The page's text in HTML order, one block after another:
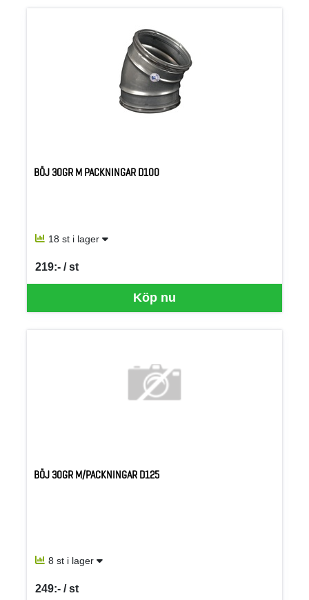
BÖJ 30GR M PACKNINGAR D100
18 st i lager
Köp nu
219:- / st
SEK per ST
BÖJ 30GR M/PACKNINGAR D125
8 st i lager
249:- / st
SEK per ST